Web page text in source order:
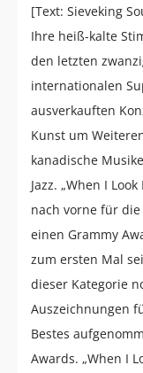
[Text: Sieveking
Ihre heiß-kalte
den letzten
internationalen
ausverkauften
Kunst um
kanadische
Jazz. „When I
nach vorne für
einen Grammy
zum ersten Mal
dieser Kategorie
Auszeichnungen
Bestes
Awards. „When I